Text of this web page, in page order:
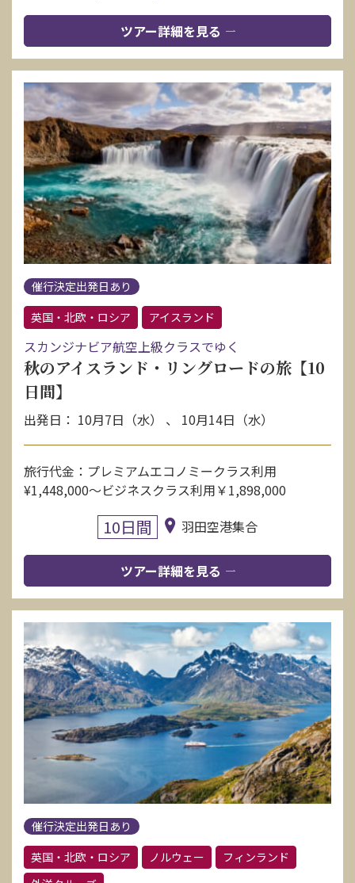
ツアー詳細を見る
催行決定出発日あり
英国・北欧・ロシア
アイスランド
スカンジナビア航空上級クラスでゆく
秋のアイスランド・リングロードの旅【10
日間】
出発日： 10月7日（水） 、 10月14日（水）
旅行代金：プレミアムエコノミークラス利用
¥1,448,000〜ビジネスクラス利用￥1,898,000
10日間 羽田空港集合
ツアー詳細を見る
催行決定出発日あり
英国・北欧・ロシア
ノルウェー
フィンランド